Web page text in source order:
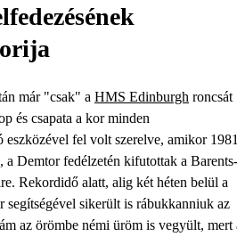
már "csak" a HMS Edinburgh roncsát
és csapata a kor minden
eszközével fel volt szerelve, amikor
a Demtor fedélzetén kifutottak a Barents-
Rekordidő alatt, alig két héten belül a
segítségével sikerült is rábukkanniuk az
az örömbe némi üröm is vegyült, mert